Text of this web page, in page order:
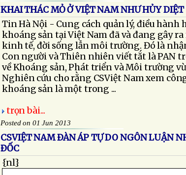
KHAI THÁC MỎ Ở VIỆT NAM NHƯ HỦY DIỆT
Tin Hà Nội - Cung cách quản lý, điều hành
khoáng sản tại Việt Nam đã và đang gây
kinh tế, đời sống lẫn môi trường. Đó là
Con người và Thiên nhiên viết tắt là PAN
về Khoáng sản, Phát triển và Môi trường
Nghiên cứu cho rằng CSViệt Nam xem
khoáng sản là một trong ...
trọn bài...
Posted on 01 Jun 2013
CSVIỆT NAM ÐÀN ÁP TỰ DO NGÔN LUẬN
ÐỐC
{nl}